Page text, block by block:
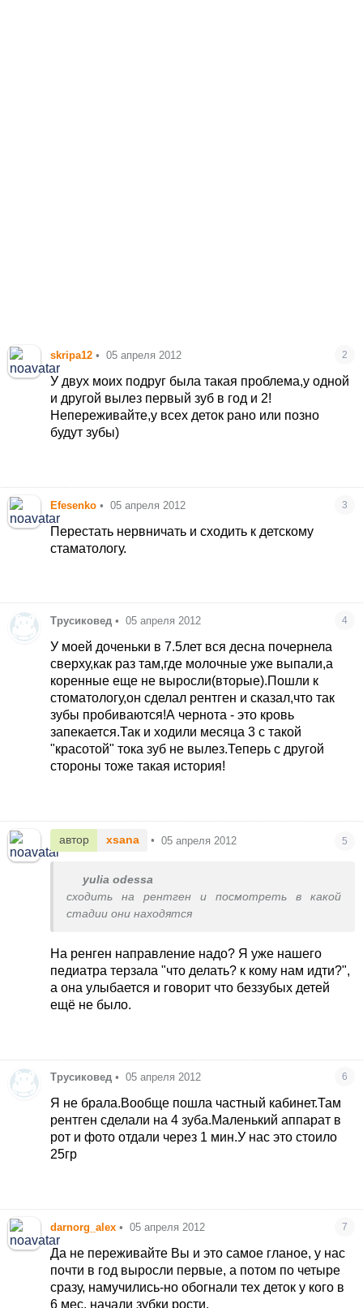
skripa12 • 05 апреля 2012 2
У двух моих подруг была такая проблема,у одной
и другой вылез первый зуб в год и 2!
Непереживайте,у всех деток рано или позно
будут зубы)
Efesenko • 05 апреля 2012 3
Перестать нервничать и сходить к детскому
стаматологу.
Трусиковед • 05 апреля 2012 4
У моей доченьки в 7.5лет вся десна почернела
сверху,как раз там,где молочные уже выпали,а
коренные еще не выросли(вторые).Пошли к
стоматологу,он сделал рентген и сказал,что так
зубы пробиваются!А чернота - это кровь
запекается.Так и ходили месяца 3 с такой
"красотой" тока зуб не вылез.Теперь с другой
стороны тоже такая история!
автор xsana • 05 апреля 2012 5
yulia odessa
сходить на рентген и посмотреть в какой
стадии они находятся
На ренген направление надо? Я уже нашего
педиатра терзала "что делать? к кому нам идти?",
а она улыбается и говорит что беззубых детей
ещё не было.
Трусиковед • 05 апреля 2012 6
Я не брала.Вообще пошла частный кабинет.Там
рентген сделали на 4 зуба.Маленький аппарат в
рот и фото отдали через 1 мин.У нас это стоило
25гр
darnorg_alex • 05 апреля 2012 7
Да не переживайте Вы и это самое гланое, у нас
почти в год выросли первые, а потом по четыре
сразу, намучились-но обогнали тех деток у кого в
6 мес. начали зубки рости.